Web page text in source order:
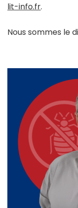
lit-info.fr.
Nous sommes le